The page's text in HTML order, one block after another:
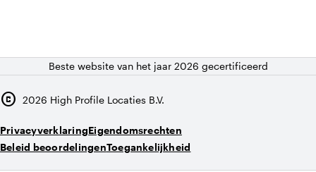
Beste website van het jaar 2026 gecertificeerd
copyright 2026 High Profile Locaties B.V.
PrivacyverklaringEigendomsrechten
Beleid beoordelingenToegankelijkheid